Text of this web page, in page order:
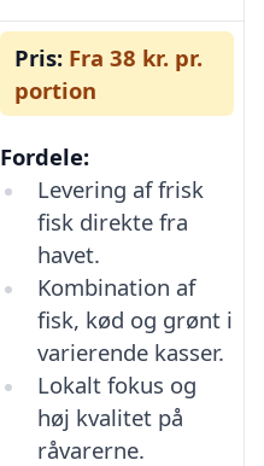
Pris: Fra 38 kr. pr.
portion
Fordele:
Levering af frisk
fisk direkte fra
havet.
Kombination af
fisk, kød og grønt i
varierende kasser.
Lokalt fokus og
høj kvalitet på
råvarerne.